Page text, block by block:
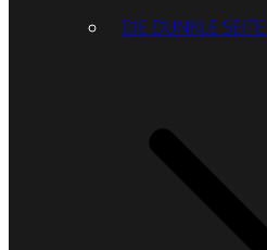
DIE DUNKLE